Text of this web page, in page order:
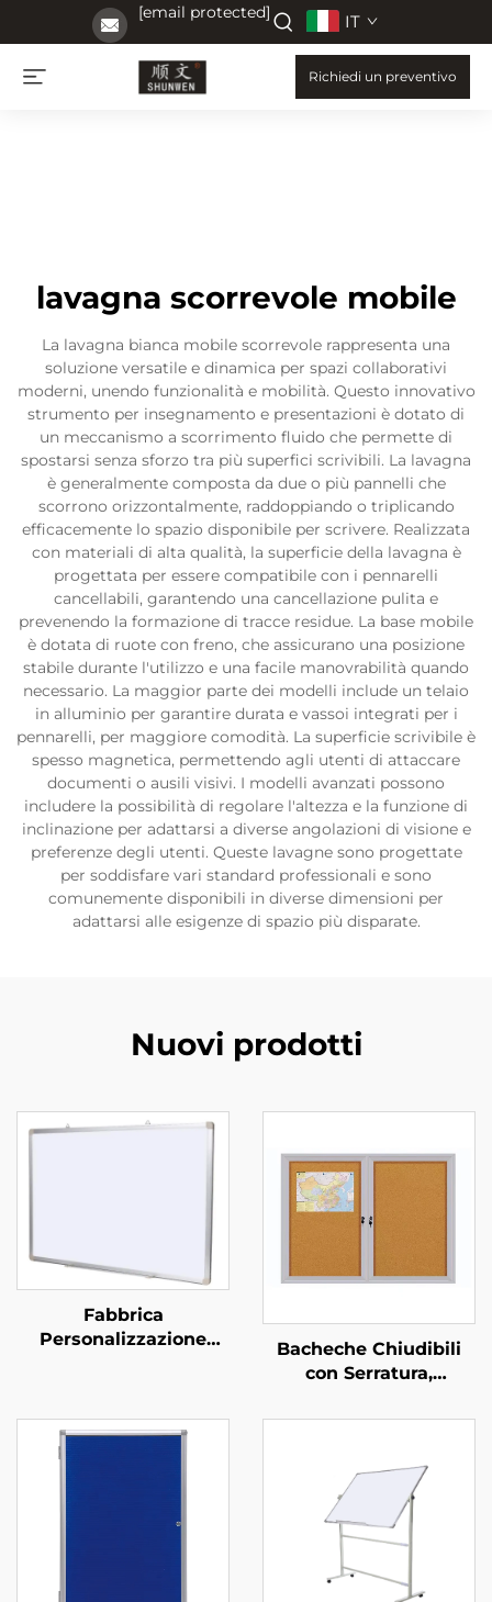
[email protected] IT
Richiedi un preventivo
lavagna scorrevole mobile
La lavagna bianca mobile scorrevole rappresenta una
soluzione versatile e dinamica per spazi collaborativi
moderni, unendo funzionalità e mobilità. Questo innovativo
strumento per insegnamento e presentazioni è dotato di
un meccanismo a scorrimento fluido che permette di
spostarsi senza sforzo tra più superfici scrivibili. La lavagna
è generalmente composta da due o più pannelli che
scorrono orizzontalmente, raddoppiando o triplicando
efficacemente lo spazio disponibile per scrivere. Realizzata
con materiali di alta qualità, la superficie della lavagna è
progettata per essere compatibile con i pennarelli
cancellabili, garantendo una cancellazione pulita e
prevenendo la formazione di tracce residue. La base mobile
è dotata di ruote con freno, che assicurano una posizione
stabile durante l'utilizzo e una facile manovrabilità quando
necessario. La maggior parte dei modelli include un telaio
in alluminio per garantire durata e vassoi integrati per i
pennarelli, per maggiore comodità. La superficie scrivibile è
spesso magnetica, permettendo agli utenti di attaccare
documenti o ausili visivi. I modelli avanzati possono
includere la possibilità di regolare l'altezza e la funzione di
inclinazione per adattarsi a diverse angolazioni di visione e
preferenze degli utenti. Queste lavagne sono progettate
per soddisfare vari standard professionali e sono
comunemente disponibili in diverse dimensioni per
adattarsi alle esigenze di spazio più disparate.
Nuovi prodotti
Fabbrica
Personalizzazione
Lavagna in Acciaio
Cancellabile a Secco
Bacheche Chiudibili
con Serratura,
Annunci, Lavagne in
Porta Antintrusione,
Resistenti all'Esterno
per Scuole